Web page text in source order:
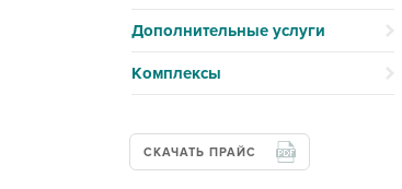
Дополнительные услуги
Комплексы
СКАЧАТЬ ПРАЙС